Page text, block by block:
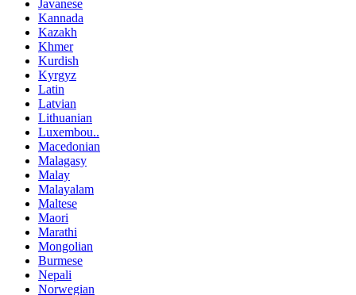
Javanese
Kannada
Kazakh
Khmer
Kurdish
Kyrgyz
Latin
Latvian
Lithuanian
Luxembou..
Macedonian
Malagasy
Malay
Malayalam
Maltese
Maori
Marathi
Mongolian
Burmese
Nepali
Norwegian